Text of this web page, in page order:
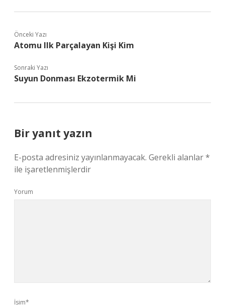
Önceki Yazı
Atomu Ilk Parçalayan Kişi Kim
Sonraki Yazı
Suyun Donması Ekzotermik Mi
Bir yanıt yazın
E-posta adresiniz yayınlanmayacak. Gerekli alanlar*
ile işaretlenmişlerdir
Yorum
İsim*